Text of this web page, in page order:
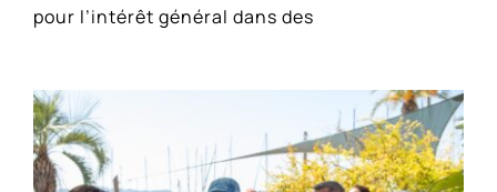
pour l’intérêt général dans des